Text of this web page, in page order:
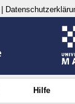
Hilfe